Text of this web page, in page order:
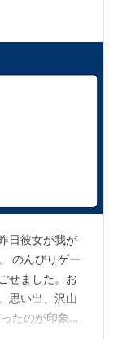
した。どんな
日彼女が我が
のんびりゲー
せました。お
思い出、沢山
たのが印象深